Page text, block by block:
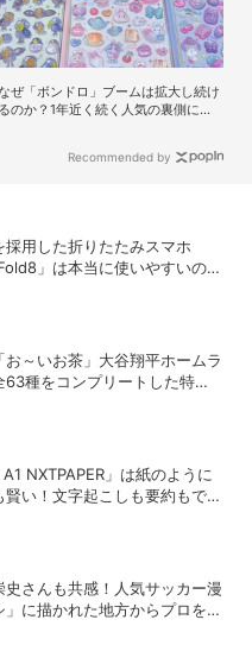
ぜ「ボンドロ」ブームは拡大し続け
るのか？1年近く続く人気の裏側にあ
Recommended by
採用した折りたたみスマホ
」は本当に使いやすいの
お～いお茶」大谷翔平ホームラ
63種をコンプリートした特別
NXTPAPER」は紙のように
賢い！文字起こしも要約もでき
史さんも共感！人気サッカー漫
」に描かれた地方からプロを目